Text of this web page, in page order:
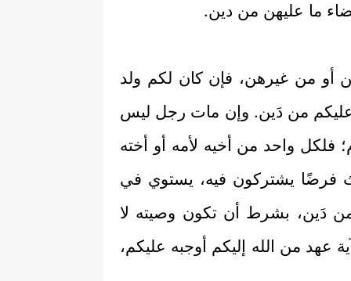
ما عليهن من دين.
أو من غيرهن، فإن كان لكم ولد
عليكم من دَين. وإن مات رجل ليس
فلكل واحد من أخيه لأمه أو أخته
فرضًا يشتركون فيه، يستوي في
من دَين، بشرط أن تكون وصيته لا
عهد من الله إليكم أوجبه عليكم،